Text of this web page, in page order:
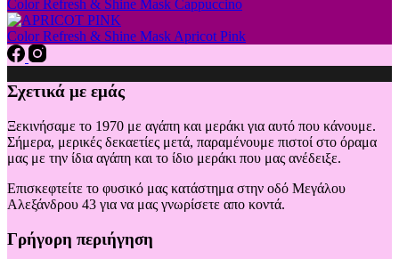
επιλεγούν
στη
σελίδα
Color Refresh & Shine Mask Cappuccino
Color Refresh & Shine Mask Apricot Pink
Σχετικά με εμάς
Ξεκινήσαμε το 1970 με αγάπη και μεράκι για αυτό που κάνουμε.
Σήμερα, μερικές δεκαετίες μετά, παραμένουμε πιστοί στο όραμα
μας με την ίδια αγάπη και το ίδιο μεράκι που μας ανέδειξε.
Επισκεφτείτε το φυσικό μας κατάστημα στην οδό Μεγάλου
Αλεξάνδρου 43 για να μας γνωρίσετε απο κοντά.
Γρήγορη περιήγηση